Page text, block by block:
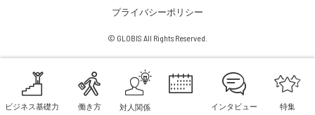
プライバシーポリシー
© GLOBIS All Rights Reserved.
ビジネス基礎力 働き方 対人関係 インタビュー 特集